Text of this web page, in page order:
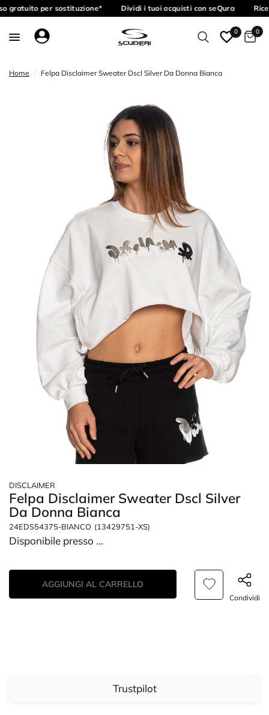
gratuito per sostituzione* Dividi i tuoi acquisti con seQura
0 0
Home / Felpa Disclaimer Sweater Dscl Silver Da Donna Bianca
DISCLAIMER
Felpa Disclaimer Sweater Dscl Silver
Da Donna Bianca
24EDS54375-BIANCO (13429751-XS)
Disponibile presso ...
AGGIUNGI AL CARRELLO
Condividi
Trustpilot